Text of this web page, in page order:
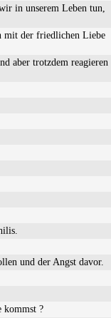
in unserem Leben tun,
mit der friedlichen Liebe
aber trotzdem reagieren
und der Angst davor.
kommst ?